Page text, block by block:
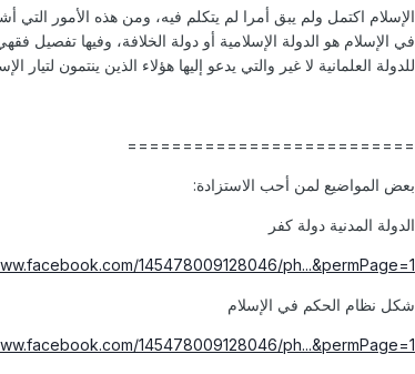
الإسلام اكتمل ولم يبق أمرا لم يتكلم فيه، ومن هذه الأمور التي
في الإسلام هو الدولة الإسلامية أو دولة الخلافة، وفيها تفصيل
للدولة العلمانية لا غير والتي يدعو إليها هؤلاء الذين ينتمون لتيار
==========================
بعض المواضيع لمن أحب الاستزادة:
الدولة المدنية دولة كفر
145478009128046/ph...&permPage=1
شكل نظام الحكم في الإسلام
145478009128046/ph...&permPage=1